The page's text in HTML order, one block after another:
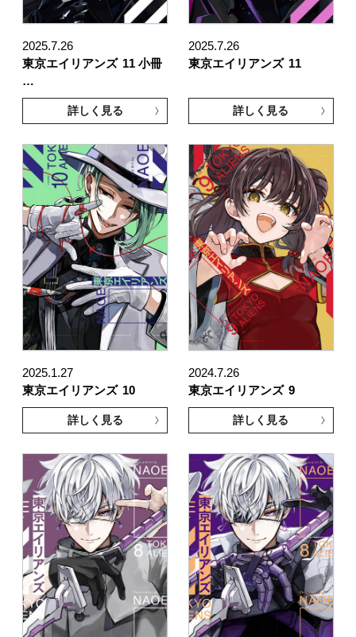
2025.7.26
東京エイリアンズ 11 小冊
…
詳しく見る
2025.7.26
東京エイリアンズ 11
詳しく見る
2025.1.27
東京エイリアンズ 10
詳しく見る
2024.7.26
東京エイリアンズ 9
詳しく見る